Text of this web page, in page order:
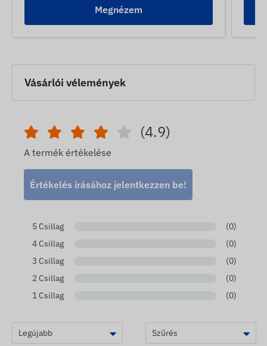
Megnézem
Vásárlói vélemények
(4.9)
A termék értékelése
Értékelés írásához jelentkezzen be!
5 Csillag
(0)
4 Csillag
(0)
3 Csillag
(0)
2 Csillag
(0)
1 Csillag
(0)